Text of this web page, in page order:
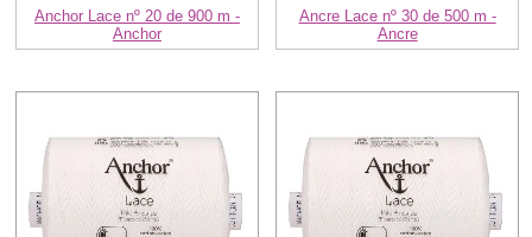
Anchor Lace nº 20 de 900 m -
Anchor
Ancre Lace nº 30 de 500 m -
Ancre